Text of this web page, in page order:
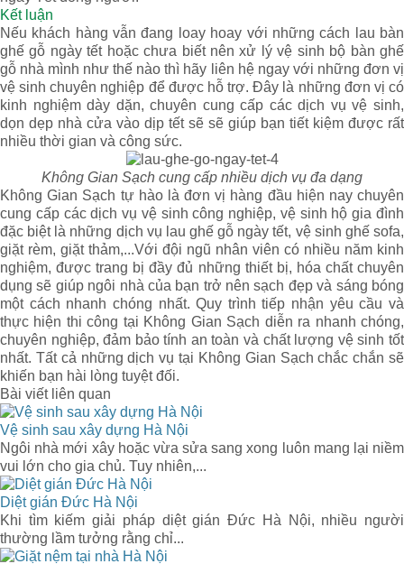
Kết luận
Nếu khách hàng vẫn đang loay hoay với những cách lau bàn
ghế gỗ ngày tết hoặc chưa biết nên xử lý vệ sinh bộ bàn ghế
gỗ nhà mình như thế nào thì hãy liên hệ ngay với những đơn vị
vệ sinh chuyên nghiệp để được hỗ trợ. Đây là những đơn vị có
kinh nghiệm dày dặn, chuyên cung cấp các dịch vụ vệ sinh,
dọn dẹp nhà cửa vào dịp tết sẽ sẽ giúp bạn tiết kiệm được rất
nhiều thời gian và công sức.
Không Gian Sạch cung cấp nhiều dịch vụ đa dạng
Không Gian Sạch tự hào là đơn vị hàng đầu hiện nay chuyên
cung cấp các dịch vụ vệ sinh công nghiệp, vệ sinh hộ gia đình
đặc biệt là những dịch vụ lau ghế gỗ ngày tết, vệ sinh ghế sofa,
giặt rèm, giặt thảm,...Với đội ngũ nhân viên có nhiều năm kinh
nghiệm, được trang bị đầy đủ những thiết bị, hóa chất chuyên
dụng sẽ giúp ngôi nhà của bạn trở nên sạch đẹp và sáng bóng
một cách nhanh chóng nhất. Quy trình tiếp nhận yêu cầu và
thực hiện thi công tại Không Gian Sạch diễn ra nhanh chóng,
chuyên nghiệp, đảm bảo tính an toàn và chất lượng vệ sinh tốt
nhất. Tất cả những dịch vụ tại Không Gian Sạch chắc chắn sẽ
khiến bạn hài lòng tuyệt đối.
Bài viết liên quan
Vệ sinh sau xây dựng Hà Nội
Ngôi nhà mới xây hoặc vừa sửa sang xong luôn mang lại niềm
vui lớn cho gia chủ. Tuy nhiên,...
Diệt gián Đức Hà Nội
Khi tìm kiếm giải pháp diệt gián Đức Hà Nội, nhiều người
thường lầm tưởng rằng chỉ...